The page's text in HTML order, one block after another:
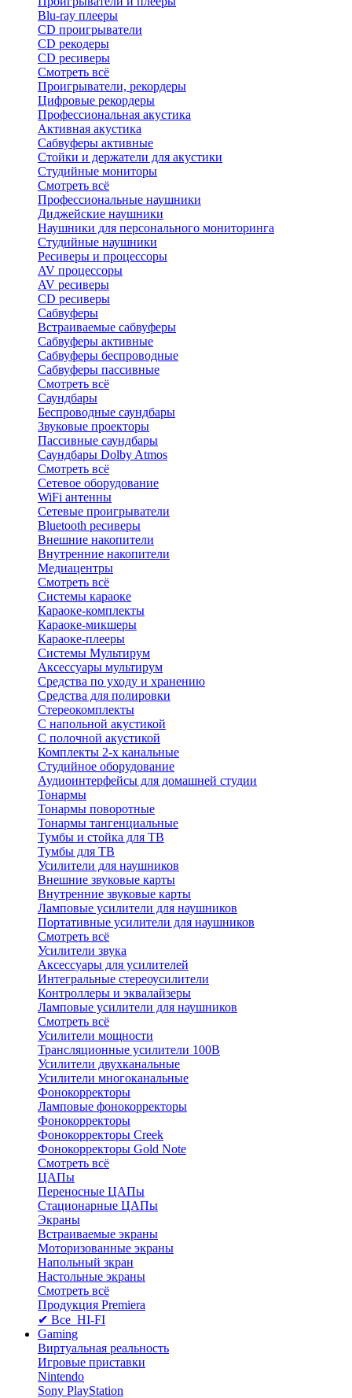
Blu-ray плееры
CD проигрыватели
CD рекодеры
CD ресиверы
Смотреть всё
Проигрыватели, рекордеры
Цифровые рекордеры
Профессиональная акустика
Активная акустика
Сабвуферы активные
Стойки и держатели для акустики
Студийные мониторы
Смотреть всё
Профессиональные наушники
Диджейские наушники
Наушники для персонального мониторинга
Студийные наушники
Ресиверы и процессоры
AV процессоры
AV ресиверы
CD ресиверы
Сабвуферы
Встраиваемые сабвуферы
Сабвуферы активные
Сабвуферы беспроводные
Сабвуферы пассивные
Смотреть всё
Саундбары
Беспроводные саундбары
Звуковые проекторы
Пассивные саундбары
Саундбары Dolby Atmos
Смотреть всё
Сетевое оборудование
WiFi антенны
Сетевые проигрыватели
Bluetooth ресиверы
Внешние накопители
Внутренние накопители
Медиацентры
Смотреть всё
Системы караоке
Караоке-комплекты
Караоке-микшеры
Караоке-плееры
Системы Мультирум
Аксессуары мультирум
Средства по уходу и хранению
Средства для полировки
Стереокомплекты
C напольной акустикой
C полочной акустикой
Комплекты 2-х канальные
Студийное оборудование
Аудиоинтерфейсы для домашней студии
Тонармы
Тонармы поворотные
Тонармы тангенциальные
Тумбы и стойка для ТВ
Тумбы для ТВ
Усилители для наушников
Внешние звуковые карты
Внутренние звуковые карты
Ламповые усилители для наушников
Портативные усилители для наушников
Смотреть всё
Усилители звука
Аксессуары для усилителей
Интегральные стереоусилители
Контроллеры и эквалайзеры
Ламповые усилители для наушников
Смотреть всё
Усилители мощности
Трансляционные усилители 100В
Усилители двухканальные
Усилители многоканальные
Фонокорректоры
Ламповые фонокорректоры
Фонокорректоры
Фонокорректоры Creek
Фонокорректоры Gold Note
Смотреть всё
ЦАПы
Переносные ЦАПы
Стационарные ЦАПы
Экраны
Встраиваемые экраны
Моторизованные экраны
Напольный зкран
Настольные экраны
Смотреть всё
Продукция Premiera
✔ Все HI-FI
Gaming
Виртуальная реальность
Игровые приставки
Nintendo
Sony PlayStation